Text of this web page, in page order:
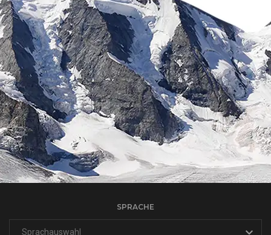
SPRACHE